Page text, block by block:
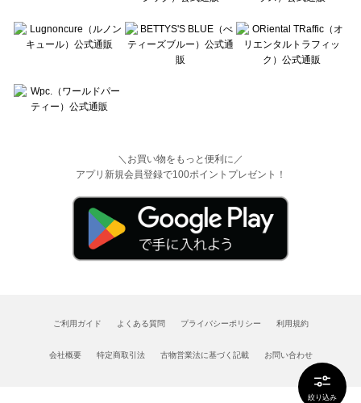
絞り込み
＼お買い物をもっと便利に／
アプリ新規会員登録で100ポイントプレゼント！
ご利用ガイド よくある質問 プライバシーポリシー 利用規約
会社概要 特定商取引法 古物営業法に基づく記載 お問い合わせ